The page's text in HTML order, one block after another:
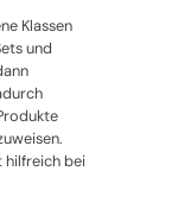
Klassen
und
hilfreich bei